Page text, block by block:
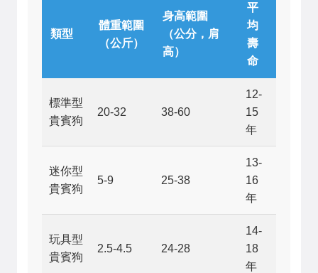
類型
體重範圍
（公斤）
身高範圍
（公分，肩
高）
平
均
壽
命
標準型
貴賓狗
20-32 38-60
12-
15
年
迷你型
貴賓狗
5-9 25-38
13-
16
年
玩具型
貴賓狗
2.5-4.5 24-28
14-
18
年